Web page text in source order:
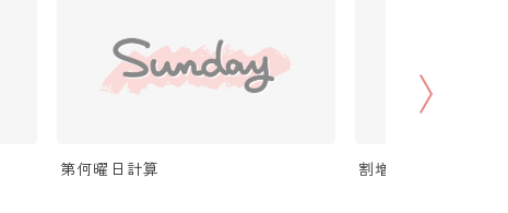
第何曜日計算 割増（パーセント